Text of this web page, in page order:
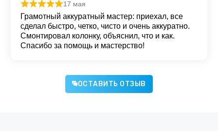
Оценка5 из 5
17 мая
Грамотный аккуратный мастер: приехал, все
сделал быстро, четко, чисто и очень аккуратно.
Смонтировал колонку, объяснил, что и как.
Спасибо за помощь и мастерство!
ОСТАВИТЬ ОТЗЫВ